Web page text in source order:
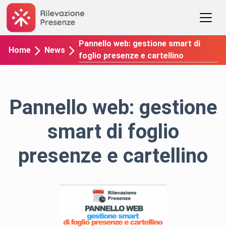
Home News
Pannello web: gestione smart di
foglio presenze e cartellino
Pannello web: gestione
smart di foglio
presenze e cartellino